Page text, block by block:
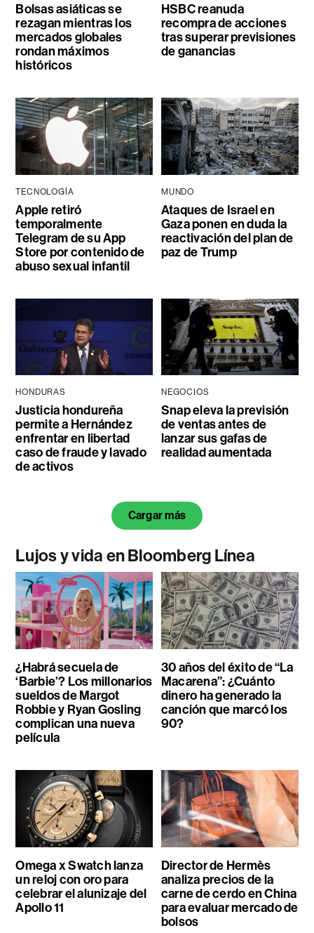
Bolsas asiáticas se
rezagan mientras los
mercados globales
rondan máximos
históricos
HSBC reanuda
recompra de acciones
tras superar previsiones
de ganancias
TECNOLOGÍA
Apple retiró
temporalmente
Telegram de su App
Store por contenido de
abuso sexual infantil
MUNDO
Ataques de Israel en
Gaza ponen en duda la
reactivación del plan de
paz de Trump
HONDURAS
Justicia hondureña
permite a Hernández
enfrentar en libertad
caso de fraude y lavado
de activos
NEGOCIOS
Snap eleva la previsión
de ventas antes de
lanzar sus gafas de
realidad aumentada
Cargar más
Lujos y vida en Bloomberg Línea
¿Habrá secuela de
‘Barbie’? Los millonarios
sueldos de Margot
Robbie y Ryan Gosling
complican una nueva
película
30 años del éxito de “La
Macarena”: ¿Cuánto
dinero ha generado la
canción que marcó los
90?
Omega x Swatch lanza
un reloj con oro para
celebrar el alunizaje del
Apollo 11
Director de Hermès
analiza precios de la
carne de cerdo en China
para evaluar mercado de
bolsos